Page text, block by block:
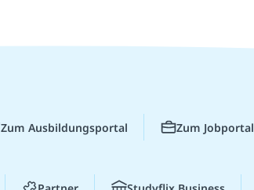
Zum Ausbildungsportal Zum Jobportal